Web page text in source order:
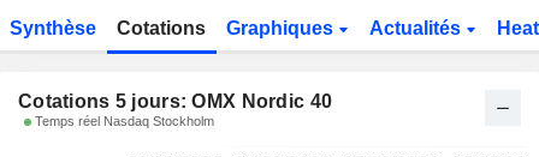
Synthèse Cotations Graphiques Actualités
Cotations 5 jours: OMX Nordic 40
Temps réel Nasdaq Stockholm